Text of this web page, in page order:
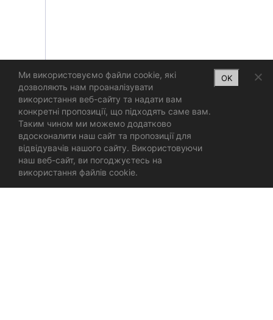
Ми використовуємо файли cookie, які
дозволяють нам проаналізувати
використання веб-сайту та надати вам
конкретні пропозиції, що підходять саме вам.
Таким чином ми можемо додатково
вдосконалити наш сайт та пропозиції для
відвідувачів нашого сайту. Використовуючи
наш веб-сайт, ви погоджуєтесь на
використання файлів cookie.
OK